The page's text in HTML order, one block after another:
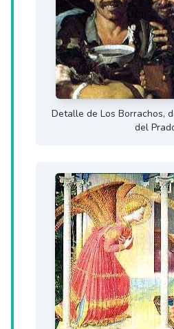
Detalle de Los Borrachos,
del